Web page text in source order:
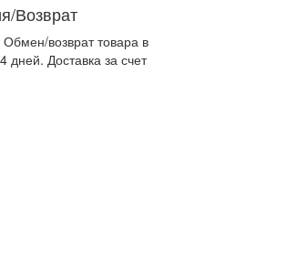
Возврат
Обмен/возврат товара в
дней. Доставка за счет